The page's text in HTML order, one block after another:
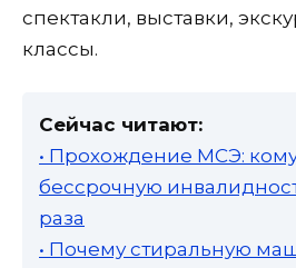
спектакли, выставки,
классы.
Сейчас читают:
• Прохождение МСЭ:
бессрочную
раза
• Почему стиральную